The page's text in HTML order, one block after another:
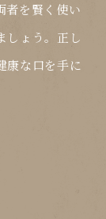
者を賢く使い
しょう。正し
康な口を手に